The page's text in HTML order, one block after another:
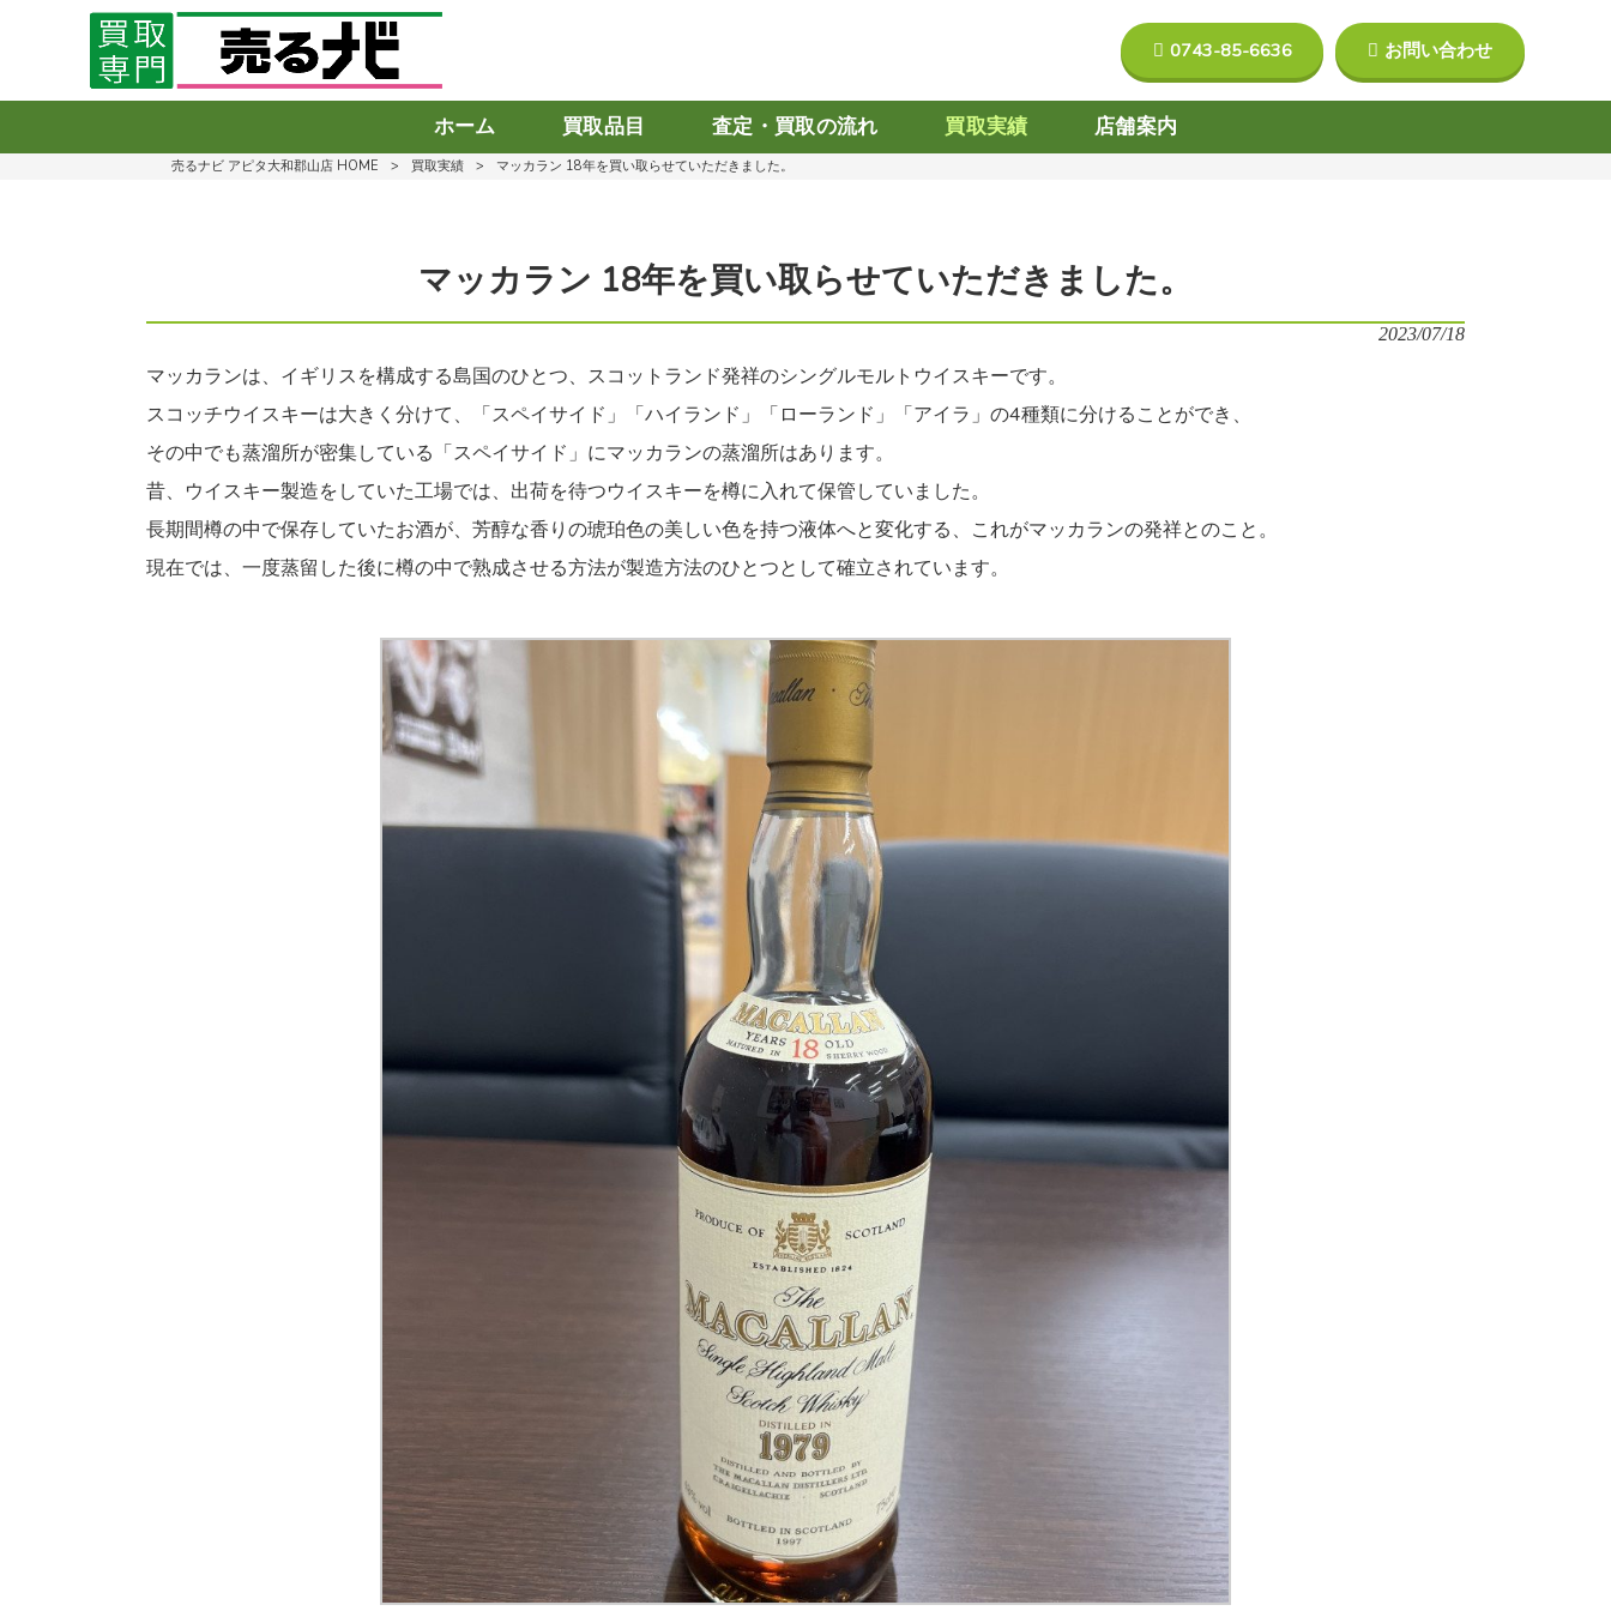
0743-85-6636 お問い合わせ
ホーム 買取品目 査定・買取の流れ 買取実績 店舗案内
売るナビ アピタ大和郡山店 HOME > 買取実績 > マッカラン 18年を買い取らせていただきました。
マッカラン 18年を買い取らせていただきました。
2023/07/18
マッカランは、イギリスを構成する島国のひとつ、スコットランド発祥のシングルモルトウイスキーです。
スコッチウイスキーは大きく分けて、「スペイサイド」「ハイランド」「ローランド」「アイラ」の4種類に分けることができ、
その中でも蒸溜所が密集している「スペイサイド」にマッカランの蒸溜所はあります。
昔、ウイスキー製造をしていた工場では、出荷を待つウイスキーを樽に入れて保管していました。
長期間樽の中で保存していたお酒が、芳醇な香りの琥珀色の美しい色を持つ液体へと変化する、 これがマッカランの発祥とのこと。
現在では、一度蒸留した後に樽の中で熟成させる方法が製造方法のひとつとして確立されています。